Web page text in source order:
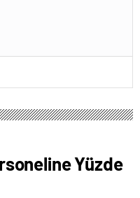
Yüzde